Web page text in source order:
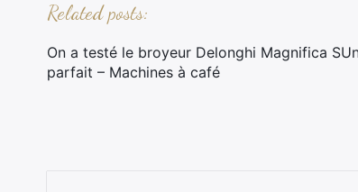
Related posts:
On a testé le broyeur Delonghi Magnifica
parfait – Machines à café